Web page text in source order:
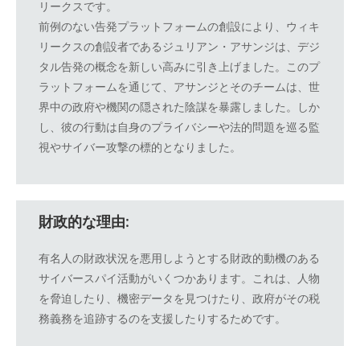
リークスです。
前例のない告発プラットフォームの創設により、ウィキ
リークスの創設者であるジュリアン・アサンジは、デジ
タル告発の概念を新しい高みに引き上げました。このプ
ラットフォームを通じて、アサンジとそのチームは、世
界中の政府や機関の隠された陰謀を暴露しました。しか
し、彼の行動は自身のプライバシーや法的問題を巡る監
視やサイバー攻撃の標的となりました。
財政的な理由:
有名人の財政状況を悪用しようとする財政的動機のある
サイバースパイ活動がいくつかあります。これは、人物
を脅迫したり、機密データを見つけたり、政府がその税
務義務を追跡するのを支援したりするためです。